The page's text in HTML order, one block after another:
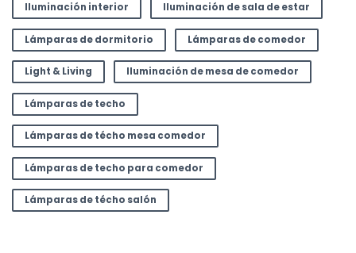
Iluminación interior Iluminación de sala de estar
Lámparas de dormitorio Lámparas de comedor
Light & Living Iluminación de mesa de comedor
Lámparas de techo
Lámparas de técho mesa comedor
Lámparas de techo para comedor
Lámparas de técho salón